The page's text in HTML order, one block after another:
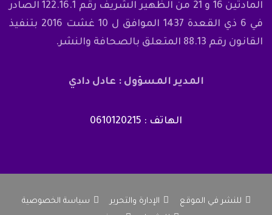
المادتين 16 و 21 من الظهير الشريف رقم 122.16.1 الصادر
في 6 ذي القعدة 1437 الموافق ل 10 غشت 2016 بتنفيذ
القانون رقم 88.13 المتعلق بالصحافة والنشر.
المدير المسؤول : عادل دادي
الهاتف : 0610120215
للنشر في الموقع الإدارة والتحرير
سياسة الخصوصية